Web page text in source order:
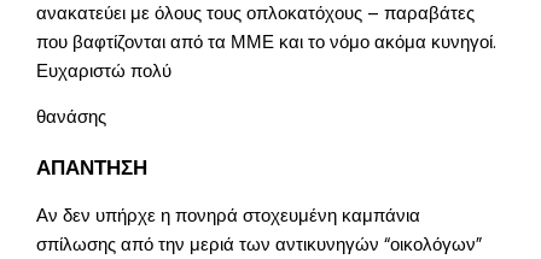
ανακατεύει με όλους τους οπλοκατόχους – παραβάτες
που βαφτίζονται από τα ΜΜΕ και το νόμο ακόμα κυνηγοί.
Ευχαριστώ πολύ
θανάσης
ΑΠΑΝΤΗΣΗ
Αν δεν υπήρχε η πονηρά στοχευμένη καμπάνια
σπίλωσης από την μεριά των αντικυνηγών “οικολόγων”